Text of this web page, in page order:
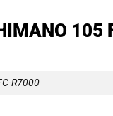
105
R7000